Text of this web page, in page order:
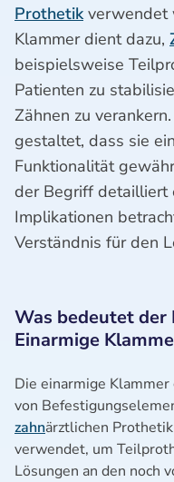
Prothetikverwendet
Klammer dient dazu,
beispielsweise
Patienten zu
Zähnen zu
gestaltet, dass sie
Funktionalität
der Begriff detailliert
Implikationen
Verständnis für den
Was bedeutet
Einarmige
Die einarmige
von
zahnärztlichen
verwendet, um
Lösungen an den noch